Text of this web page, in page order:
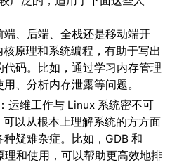
端、后端、全栈还是移动端开
原理和系统编程，有助于写出
码。比如，通过学习内存管理
、分析内存泄露等问题。
运维工作与 Linux 系统密不可
以从根本上理解系统的方方面
疑难杂症。比如，GDB 和
和使用，可以帮助更高效地排